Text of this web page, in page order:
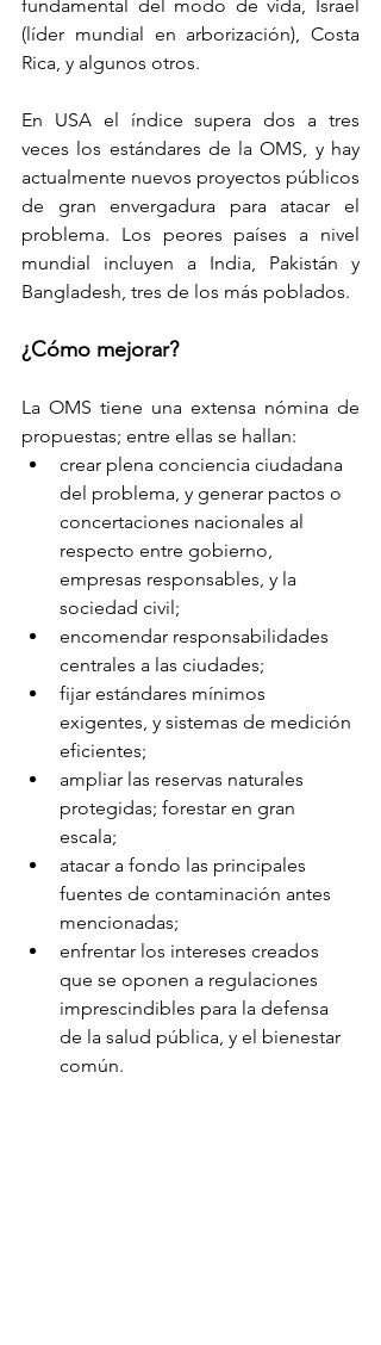
fundamental del modo de vida, Israel
(líder mundial en arborización), Costa
Rica, y algunos otros.
En USA el índice supera dos a tres
veces los estándares de la OMS, y hay
actualmente nuevos proyectos públicos
de gran envergadura para atacar el
problema. Los peores países a nivel
mundial incluyen a India, Pakistán y
Bangladesh, tres de los más poblados.
¿Cómo mejorar?
La OMS tiene una extensa nómina de
propuestas; entre ellas se hallan:
crear plena conciencia ciudadana
del problema, y generar pactos o
concertaciones nacionales al
respecto entre gobierno,
empresas responsables, y la
sociedad civil;
encomendar responsabilidades
centrales a las ciudades;
fijar estándares mínimos
exigentes, y sistemas de medición
eficientes;
ampliar las reservas naturales
protegidas; forestar en gran
escala;
atacar a fondo las principales
fuentes de contaminación antes
mencionadas;
enfrentar los intereses creados
que se oponen a regulaciones
imprescindibles para la defensa
de la salud pública, y el bienestar
común.